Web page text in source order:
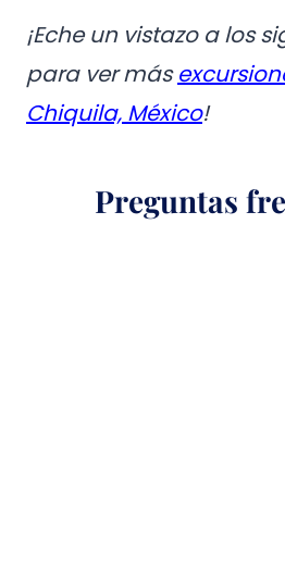
¡Eche un vistazo a los
para ver más
Chiquila, México!
Preguntas